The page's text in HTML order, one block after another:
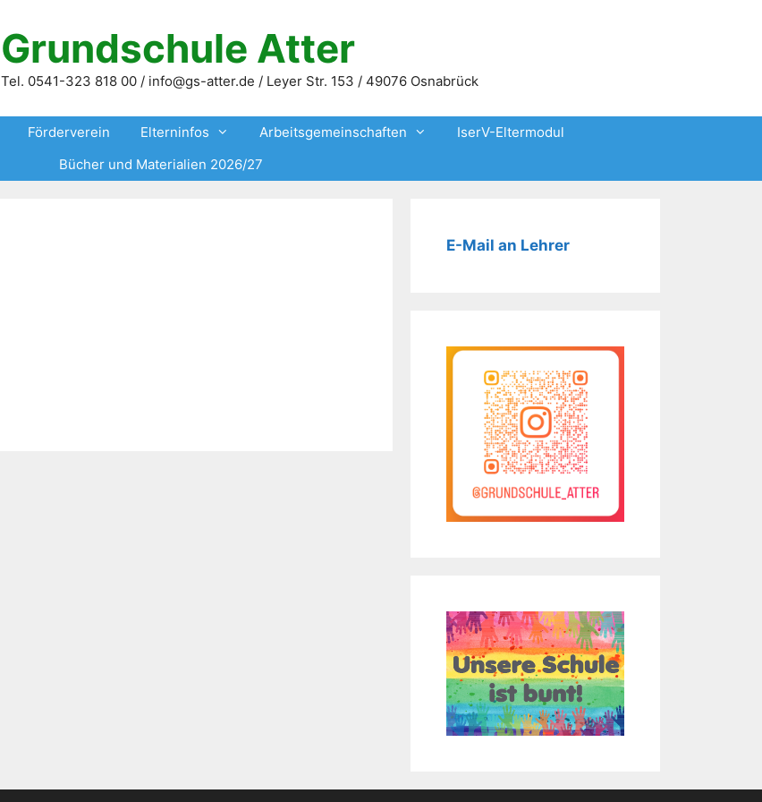
Grundschule Atter
Tel. 0541-323 818 00 / info@gs-atter.de / Leyer Str. 153 / 49076 Osnabrück
Förderverein Elterninfos Arbeitsgemeinschaften
IserV-Eltermodul
Bücher und Materialien 2026/27
E-Mail an Lehrer